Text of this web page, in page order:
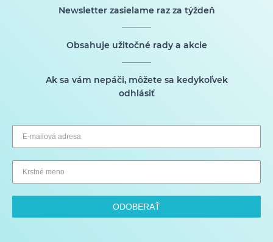
Newsletter zasielame raz za týždeň
Obsahuje užitočné rady a akcie
Ak sa vám nepáči, môžete sa kedykoľvek
odhlásiť
ODOBERAŤ